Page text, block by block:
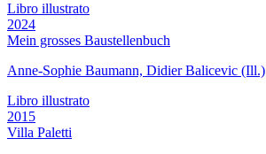
Libro illustrato
2024
Mein grosses Baustellenbuch
Anne-Sophie Baumann, Didier Balicevic (Ill.)
Libro illustrato
2015
Villa Paletti